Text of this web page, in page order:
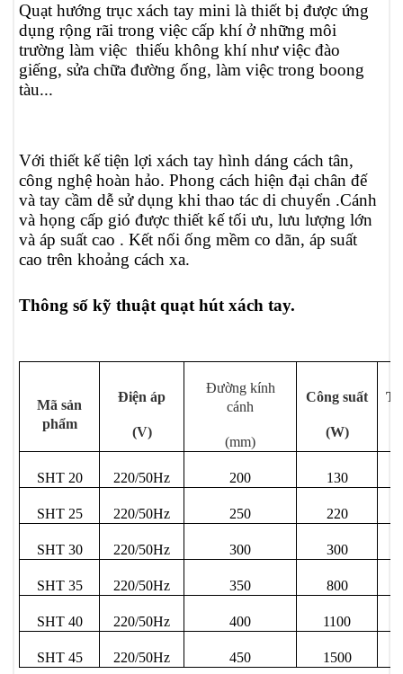
Quạt hướng trục xách tay mini là thiết bị được ứng
dụng rộng rãi trong việc cấp khí ở những môi
trường làm việc thiếu không khí như việc đào
giếng, sửa chữa đường ống, làm việc trong boong
tàu...
Với thiết kế tiện lợi xách tay hình dáng cách tân,
công nghệ hoàn hảo. Phong cách hiện đại chân đế
và tay cầm dễ sử dụng khi thao tác di chuyển .Cánh
và họng cấp gió được thiết kế tối ưu, lưu lượng lớn
và áp suất cao . Kết nối ống mềm co dãn, áp suất
cao trên khoảng cách xa.
Thông số kỹ thuật quạt hút xách tay.
Mã sản
phẩm
Điện áp
(V)
Đường kính
cánh
(mm)
Công suất
(W)
SHT 20 220/50Hz 200 130
SHT 25 220/50Hz 250 220
SHT 30 220/50Hz 300 300
SHT 35 220/50Hz 350 800
SHT 40 220/50Hz 400 1100
SHT 45 220/50Hz 450 1500